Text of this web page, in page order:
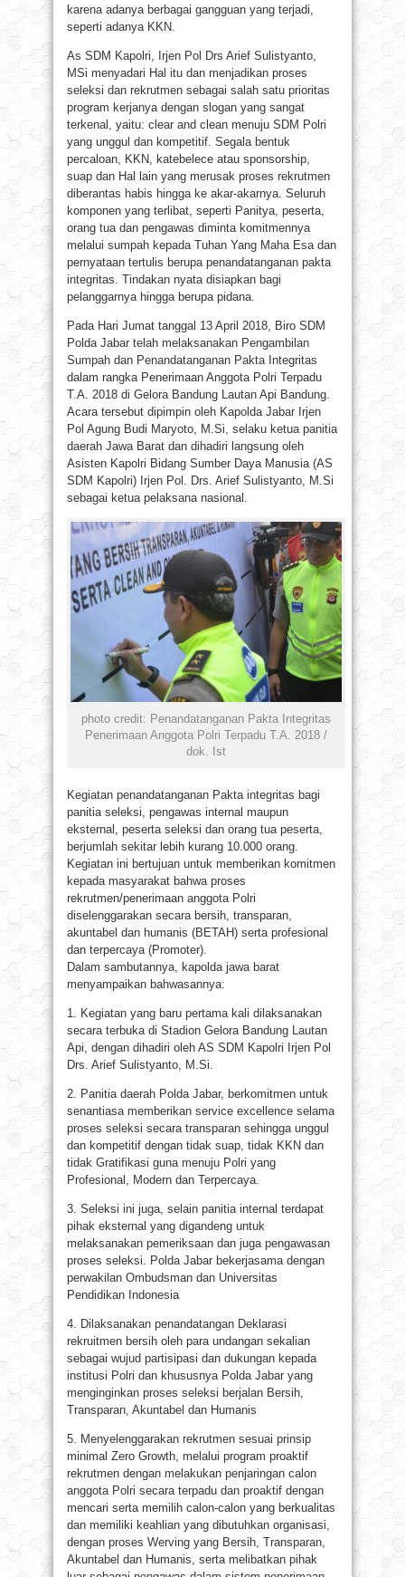
karena adanya berbagai gangguan yang terjadi,
seperti adanya KKN.
As SDM Kapolri, Irjen Pol Drs Arief Sulistyanto,
MSi menyadari Hal itu dan menjadikan proses
seleksi dan rekrutmen sebagai salah satu prioritas
program kerjanya dengan slogan yang sangat
terkenal, yaitu: clear and clean menuju SDM Polri
yang unggul dan kompetitif. Segala bentuk
percaloan, KKN, katebelece atau sponsorship,
suap dan Hal lain yang merusak proses rekrutmen
diberantas habis hingga ke akar-akarnya. Seluruh
komponen yang terlibat, seperti Panitya, peserta,
orang tua dan pengawas diminta komitmennya
melalui sumpah kepada Tuhan Yang Maha Esa dan
pernyataan tertulis berupa penandatanganan pakta
integritas. Tindakan nyata disiapkan bagi
pelanggarnya hingga berupa pidana.
Pada Hari Jumat tanggal 13 April 2018, Biro SDM
Polda Jabar telah melaksanakan Pengambilan
Sumpah dan Penandatanganan Pakta Integritas
dalam rangka Penerimaan Anggota Polri Terpadu
T.A. 2018 di Gelora Bandung Lautan Api Bandung.
Acara tersebut dipimpin oleh Kapolda Jabar Irjen
Pol Agung Budi Maryoto, M.Si, selaku ketua panitia
daerah Jawa Barat dan dihadiri langsung oleh
Asisten Kapolri Bidang Sumber Daya Manusia (AS
SDM Kapolri) Irjen Pol. Drs. Arief Sulistyanto, M.Si
sebagai ketua pelaksana nasional.
photo credit: Penandatanganan Pakta Integritas
Penerimaan Anggota Polri Terpadu T.A. 2018 /
dok. Ist
Kegiatan penandatanganan Pakta integritas bagi
panitia seleksi, pengawas internal maupun
eksternal, peserta seleksi dan orang tua peserta,
berjumlah sekitar lebih kurang 10.000 orang.
Kegiatan ini bertujuan untuk memberikan komitmen
kepada masyarakat bahwa proses
rekrutmen/penerimaan anggota Polri
diselenggarakan secara bersih, transparan,
akuntabel dan humanis (BETAH) serta profesional
dan terpercaya (Promoter).
Dalam sambutannya, kapolda jawa barat
menyampaikan bahwasannya:
1. Kegiatan yang baru pertama kali dilaksanakan
secara terbuka di Stadion Gelora Bandung Lautan
Api, dengan dihadiri oleh AS SDM Kapolri Irjen Pol
Drs. Arief Sulistyanto, M.Si.
2. Panitia daerah Polda Jabar, berkomitmen untuk
senantiasa memberikan service excellence selama
proses seleksi secara transparan sehingga unggul
dan kompetitif dengan tidak suap, tidak KKN dan
tidak Gratifikasi guna menuju Polri yang
Profesional, Modern dan Terpercaya.
3. Seleksi ini juga, selain panitia internal terdapat
pihak eksternal yang digandeng untuk
melaksanakan pemeriksaan dan juga pengawasan
proses seleksi. Polda Jabar bekerjasama dengan
perwakilan Ombudsman dan Universitas
Pendidikan Indonesia
4. Dilaksanakan penandatangan Deklarasi
rekruitmen bersih oleh para undangan sekalian
sebagai wujud partisipasi dan dukungan kepada
institusi Polri dan khususnya Polda Jabar yang
menginginkan proses seleksi berjalan Bersih,
Transparan, Akuntabel dan Humanis
5. Menyelenggarakan rekrutmen sesuai prinsip
minimal Zero Growth, melalui program proaktif
rekrutmen dengan melakukan penjaringan calon
anggota Polri secara terpadu dan proaktif dengan
mencari serta memilih calon-calon yang berkualitas
dan memiliki keahlian yang dibutuhkan organisasi,
dengan proses Werving yang Bersih, Transparan,
Akuntabel dan Humanis, serta melibatkan pihak